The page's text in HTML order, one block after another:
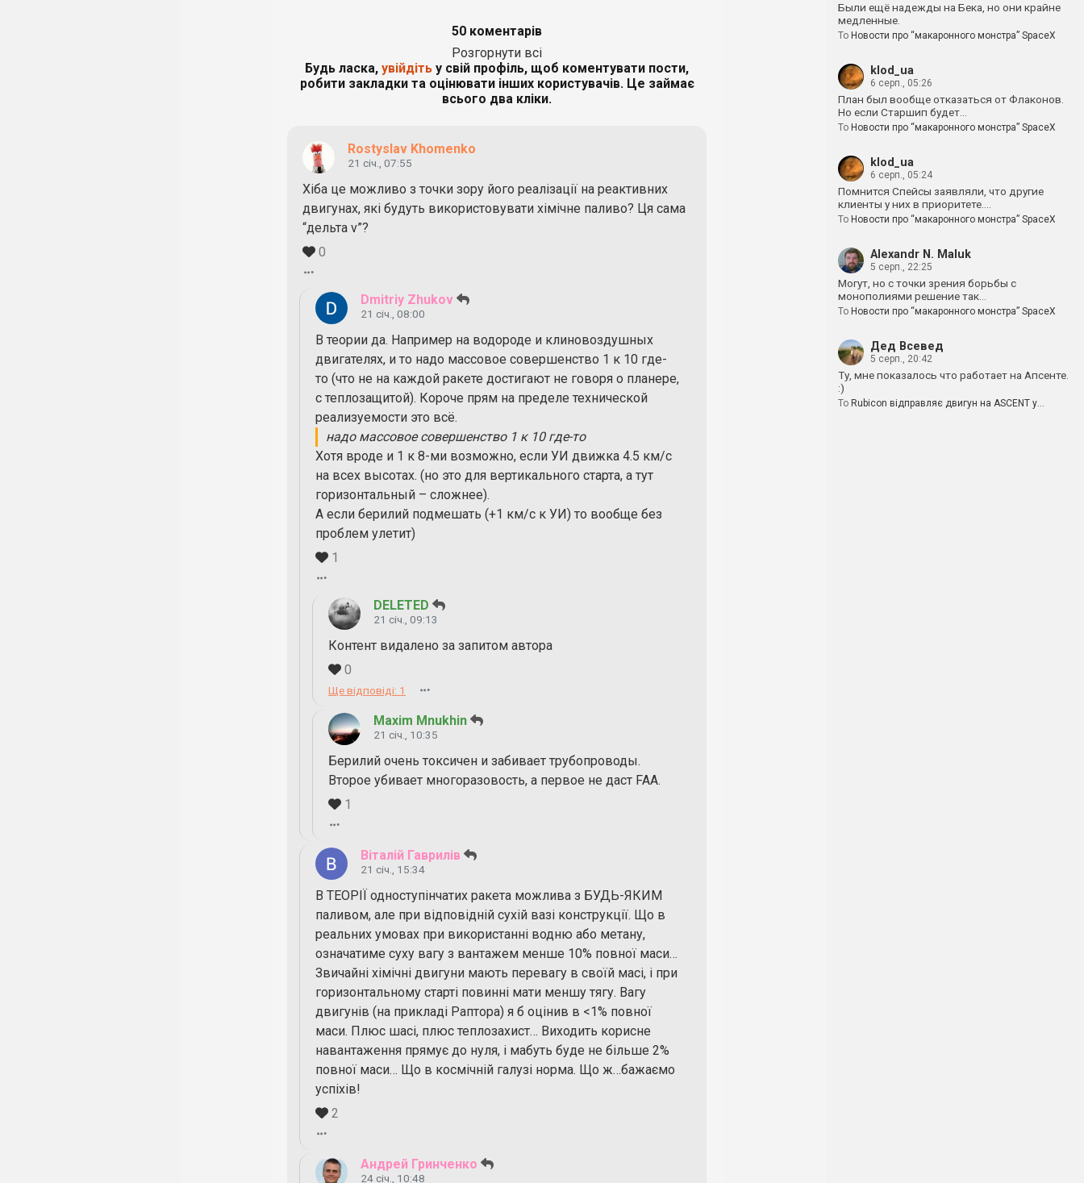
50 коментарів
Розгорнути всі
Будь ласка, увійдіть у свій профіль, щоб коментувати пости,
робити закладки та оцінювати інших користувачів. Це займає
всього два кліки.
Rostyslav Khomenko
21 січ., 07:55
Хіба це можливо з точки зору його реалізації на реактивних
двигунах, які будуть використовувати хімічне паливо? Ця сама
“дельта v”?
0
Dmitriy Zhukov
21 січ., 08:00
В теории да. Например на водороде и клиновоздушных
двигателях, и то надо массовое совершенство 1 к 10 где-
то (что не на каждой ракете достигают не говоря о планере,
с теплозащитой). Короче прям на пределе технической
реализуемости это всё.
надо массовое совершенство 1 к 10 где-то
Хотя вроде и 1 к 8-ми возможно, если УИ движка 4.5 км/с
на всех высотах. (но это для вертикального старта, а тут
горизонтальный – сложнее).
А если берилий подмешать (+1 км/с к УИ) то вообще без
проблем улетит)
1
DELETED
21 січ., 09:13
Контент видалено за запитом автора
0
Ще відповіді: 1
Maxim Mnukhin
21 січ., 10:35
Берилий очень токсичен и забивает трубопроводы.
Второе убивает многоразовость, а первое не даст FAA.
1
Віталій Гаврилів
21 січ., 15:34
В ТЕОРІЇ одноступінчатих ракета можлива з БУДЬ-ЯКИМ
паливом, але при відповідній сухій вазі конструкції. Що в
реальних умовах при використанні водню або метану,
означатиме суху вагу з вантажем менше 10% повної маси…
Звичайні хімічні двигуни мають перевагу в своїй масі, і при
горизонтальному старті повинні мати меншу тягу. Вагу
двигунів (на прикладі Раптора) я б оцінив в <1% повної
маси. Плюс шасі, плюс теплозахист… Виходить корисне
навантаження прямує до нуля, і мабуть буде не більше 2%
повної маси… Що в космічній галузі норма. Що ж…бажаємо
успіхів!
2
Андрей Гринченко
24 січ., 10:48
Были ещё надежды на Бека, но они крайне
медленные.
To Новости про “макаронного монстра” SpaceX
klod_ua
6 серп., 05:26
План был вообще отказаться от Флаконов.
Но если Старшип будет…
To Новости про “макаронного монстра” SpaceX
klod_ua
6 серп., 05:24
Помнится Спейсы заявляли, что другие
клиенты у них в приоритете.…
To Новости про “макаронного монстра” SpaceX
Alexandr N. Maluk
5 серп., 22:25
Могут, но с точки зрения борьбы с
монополиями решение так…
To Новости про “макаронного монстра” SpaceX
Дед Всевед
5 серп., 20:42
Ту, мне показалось что работает на Апсенте.
:)
To Rubicon відправляє двигун на ASCENT у…